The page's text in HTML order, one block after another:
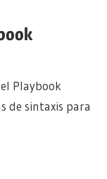
Playbook
de sintaxis para